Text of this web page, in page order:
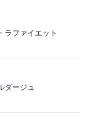
ラファイエット
ダージュ